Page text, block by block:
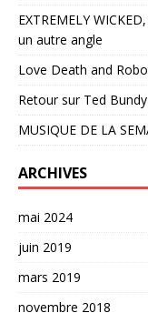
EXTREMELY
un autre angle
Love Death and
Retour sur Ted Bundy
MUSIQUE DE LA
ARCHIVES
mai 2024
juin 2019
mars 2019
novembre 2018